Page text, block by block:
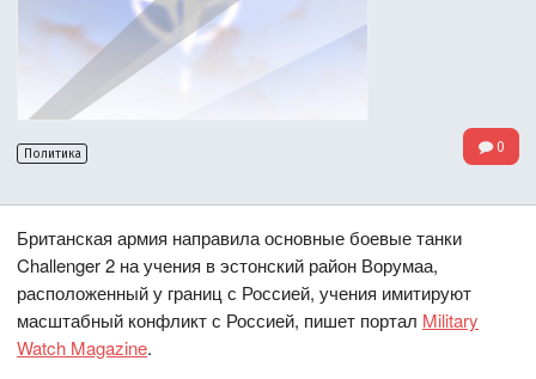
Политика 0
Британская армия направила основные боевые танки
Challenger 2 на учения в эстонский район Ворумаа,
расположенный у границ с Россией, учения имитируют
масштабный конфликт с Россией, пишет портал Military
Watch Magazine.